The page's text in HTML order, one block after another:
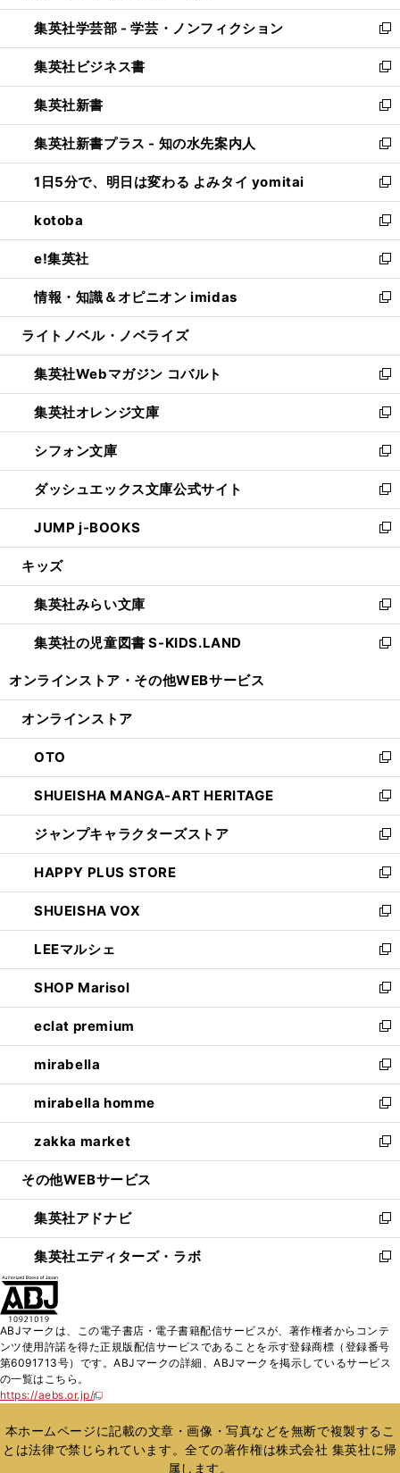
開
く
ウ
で
開
く
ン
ド
ウ
で
開
く
ウ
ィ
ン
ド
ウ
で
開
く
集英社学芸部 - 学芸・ノンフィクション
新
し
い
ウ
ィ
ン
ド
ウ
で
開
く
集英社ビジネス書
新
し
い
ウ
ィ
ン
ド
ウ
で
開
く
集英社新書
新
し
い
ウ
ィ
ン
ド
ウ
で
開
く
集英社新書プラス - 知の水先案内人
新
し
い
ウ
ィ
ン
ド
ウ
で
開
1日5分で、明日は変わる よみタイ yomitai
新
し
い
ウ
ィ
ン
ド
ウ
開
く
kotoba
新
し
い
ウ
ィ
ン
ウ
で
開
く
e!集英社
新
し
い
ウ
ン
ド
ウ
で
開
く
情報・知識＆オピニオン imidas
新
し
ウ
ィ
ン
ド
ウ
で
開
く
ライトノベル・ノベライズ
集英社Webマガジン コバルト
新
し
い
ウ
ィ
ン
ド
ウ
で
開
集英社オレンジ文庫
新
し
い
ウ
ィ
ン
ド
ウ
開
く
シフォン文庫
新
し
い
ウ
ィ
ン
ウ
で
開
く
ダッシュエックス文庫公式サイト
新
し
い
ウ
ン
ド
ウ
で
JUMP j-BOOKS
新
し
ウ
ィ
ン
ド
開
キッズ
集英社みらい文庫
新
し
い
ン
ウ
で
開
く
集英社の児童図書 S-KIDS.LAND
新
ウ
ン
ド
ウ
で
開
く
オンラインストア・ その他WEBサービス
オンラインストア
OTO
新
し
い
ウ
ィ
ン
ド
ウ
で
開
く
SHUEISHA MANGA-ART HERITAGE
新
し
い
ウ
ィ
ン
ド
ウ
で
開
く
ジャンプキャラクターズストア
新
し
い
ウ
ィ
ン
ド
ウ
で
開
く
HAPPY PLUS STORE
新
し
い
ウ
ィ
ン
ド
ウ
で
開
く
SHUEISHA VOX
新
し
い
ウ
ィ
ン
ド
ウ
で
開
く
LEEマルシェ
新
し
い
ウ
ィ
ン
ド
ウ
で
開
く
SHOP Marisol
新
し
い
ウ
ィ
ン
ド
ウ
で
開
eclat premium
新
し
い
ウ
ィ
ン
ド
ウ
開
く
mirabella
新
し
い
ウ
ィ
ン
ウ
で
開
く
mirabella homme
新
し
い
ウ
ン
ド
ウ
で
zakka market
新
し
ウ
ィ
ン
ド
く
その他WEBサービス
集英社アドナビ
新
し
い
ド
ウ
で
集英社エディターズ・ラボ
新
ィ
ン
ド
開
く
ABJマークは、この電子書店・電子書籍配信サービスが、著作権者からコンテ
ンツ使用許諾を得た正規版配信サービスであることを示す登録商標（登録番号
第6091713号）です。ABJマークの詳細、ABJマークを掲示しているサービス
の一覧はこちら。
https://aebs.or.jp/
新
い
ウ
ィ
本ホームページに記載の文章・画像・写真などを無断で複製するこ
とは法律で禁じられています。全ての著作権は株式会社 集英社に帰
属します。